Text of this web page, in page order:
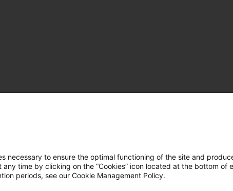
necessary to ensure the optimal functioning of the site and
time by clicking on the “Cookies” icon located at the bottom of
periods, see our Cookie Management Policy.